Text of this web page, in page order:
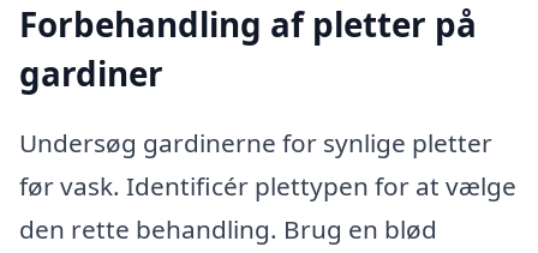
Forbehandling af pletter på
gardiner
Undersøg gardinerne for synlige pletter
før vask. Identificér plettypen for at vælge
den rette behandling. Brug en blød